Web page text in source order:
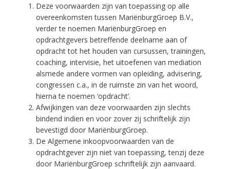
Deze voorwaarden zijn van toepassing op alle
overeenkomsten tussen MariënburgGroep B.V.,
verder te noemen MariënburgGroep en
opdrachtgevers betreffende deelname aan of
opdracht tot het houden van cursussen, trainingen,
coaching, intervisie, het uitoefenen van mediation
alsmede andere vormen van opleiding, advisering,
congressen c.a., in de ruimste zin van het woord,
hierna te noemen ‘opdracht’.
Afwijkingen van deze voorwaarden zijn slechts
bindend indien en voor zover zij schriftelijk zijn
bevestigd door MariënburgGroep.
De Algemene inkoopvoorwaarden van de
opdrachtgever zijn niet van toepassing, tenzij deze
door MariënburgGroep schriftelijk zijn aanvaard.